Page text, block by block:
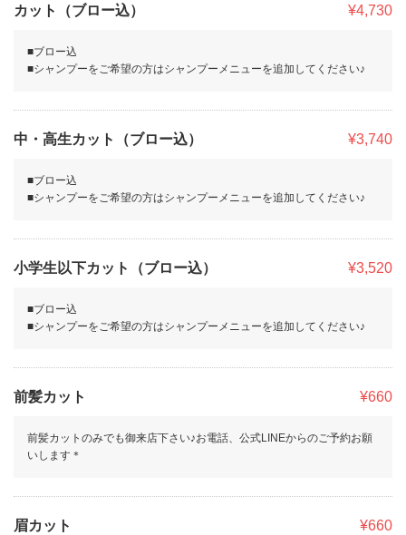
カット（ブロー込） ¥4,730
■ブロー込
■シャンプーをご希望の方はシャンプーメニューを追加してください♪
中・高生カット（ブロー込） ¥3,740
■ブロー込
■シャンプーをご希望の方はシャンプーメニューを追加してください♪
小学生以下カット（ブロー込） ¥3,520
■ブロー込
■シャンプーをご希望の方はシャンプーメニューを追加してください♪
前髪カット ¥660
前髪カットのみでも御来店下さい♪お電話、公式LINEからのご予約お願
いします＊
眉カット ¥660